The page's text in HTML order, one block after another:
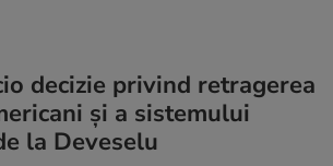
decizie privind retragerea
și a sistemului
la Deveselu